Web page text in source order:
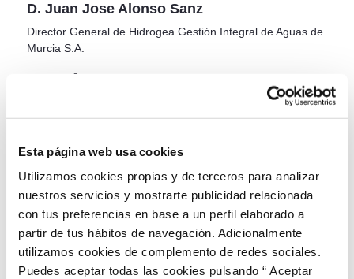
Esta página web usa cookies
Utilizamos cookies propias y de terceros para analizar
nuestros servicios y mostrarte publicidad relacionada
con tus preferencias en base a un perfil elaborado a
partir de tus hábitos de navegación. Adicionalmente
utilizamos cookies de complemento de redes sociales.
Puedes aceptar todas las cookies pulsando “ Aceptar
D. Juan Jose Alonso Sanz
Director General de Hidrogea Gestión Integral de Aguas de
Murcia S.A.
Vocales
Concejal del Ayuntamiento de Jumilla
D. Juan Agustín Carrillo Navarro
Concejal del Ayuntamiento de Jumilla
D. Fernando Sancho de Valle